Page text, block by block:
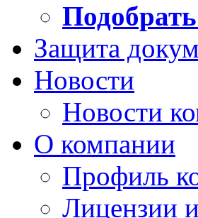
Защита
Новости
Новости
О компании
Профиль
Лицензии